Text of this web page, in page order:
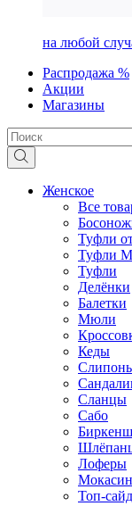
на любой
Распродажа %
Акции
Магазины
Женское
Все
Туфли
Туфли
Туфли
Делёнки
Балетки
Мюли
Кеды
Сланцы
Сабо
Лоферы
Топ-